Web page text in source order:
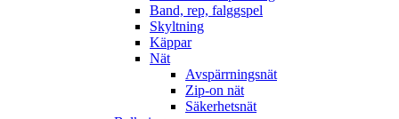
Band, rep, falggspel
Skyltning
Käppar
Nät
Avspärrningsnät
Zip-on nät
Säkerhetsnät